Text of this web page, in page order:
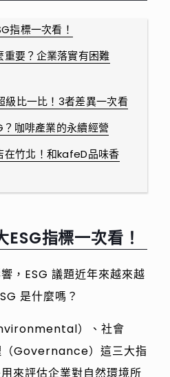
指標一次看！
重要？企業落實有困難
級比一比！3者差異一次看
咖啡產業的永續經營
在竹北！和kafeD品味香
ESG指標一次看！
，ESG 議題近年來越來越
是什麼嗎？
）、社會
（Governance）這三大指
來評估企業對自然環境所